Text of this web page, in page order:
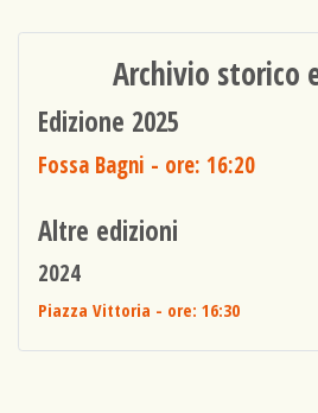
Archivio storico
Edizione 2025
Fossa Bagni - ore: 16:20
Altre edizioni
2024
Piazza Vittoria - ore: 16:30